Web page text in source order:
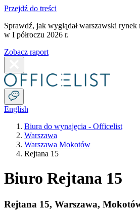
Przejdź do treści
Sprawdź, jak wyglądał warszawski
w I półroczu 2026 r.
Zobacz raport
English
Biura do wynajęcia - Officelist
Warszawa
Warszawa Mokotów
Rejtana 15
Biuro Rejtana 15
Rejtana 15, Warszawa,